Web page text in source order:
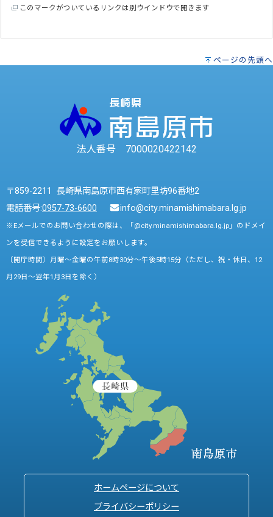
このマークがついているリンクは別ウインドウで開きます
ページの先頭へ
法人番号 7000020422142
〒859-2211 長崎県南島原市西有家町里坊96番地2
電話番号:0957-73-6600 info@city.minamishimabara.lg.jp
※Eメールでのお問い合わせの際は、「@city.minamishimabara.lg.jp」のドメイ
ンを受信できるように設定をお願いします。
〔開庁時間〕月曜～金曜の午前8時30分～午後5時15分（ただし、祝・休日、12
月29日～翌年1月3日を除く）
ホームページについて
プライバシーポリシー